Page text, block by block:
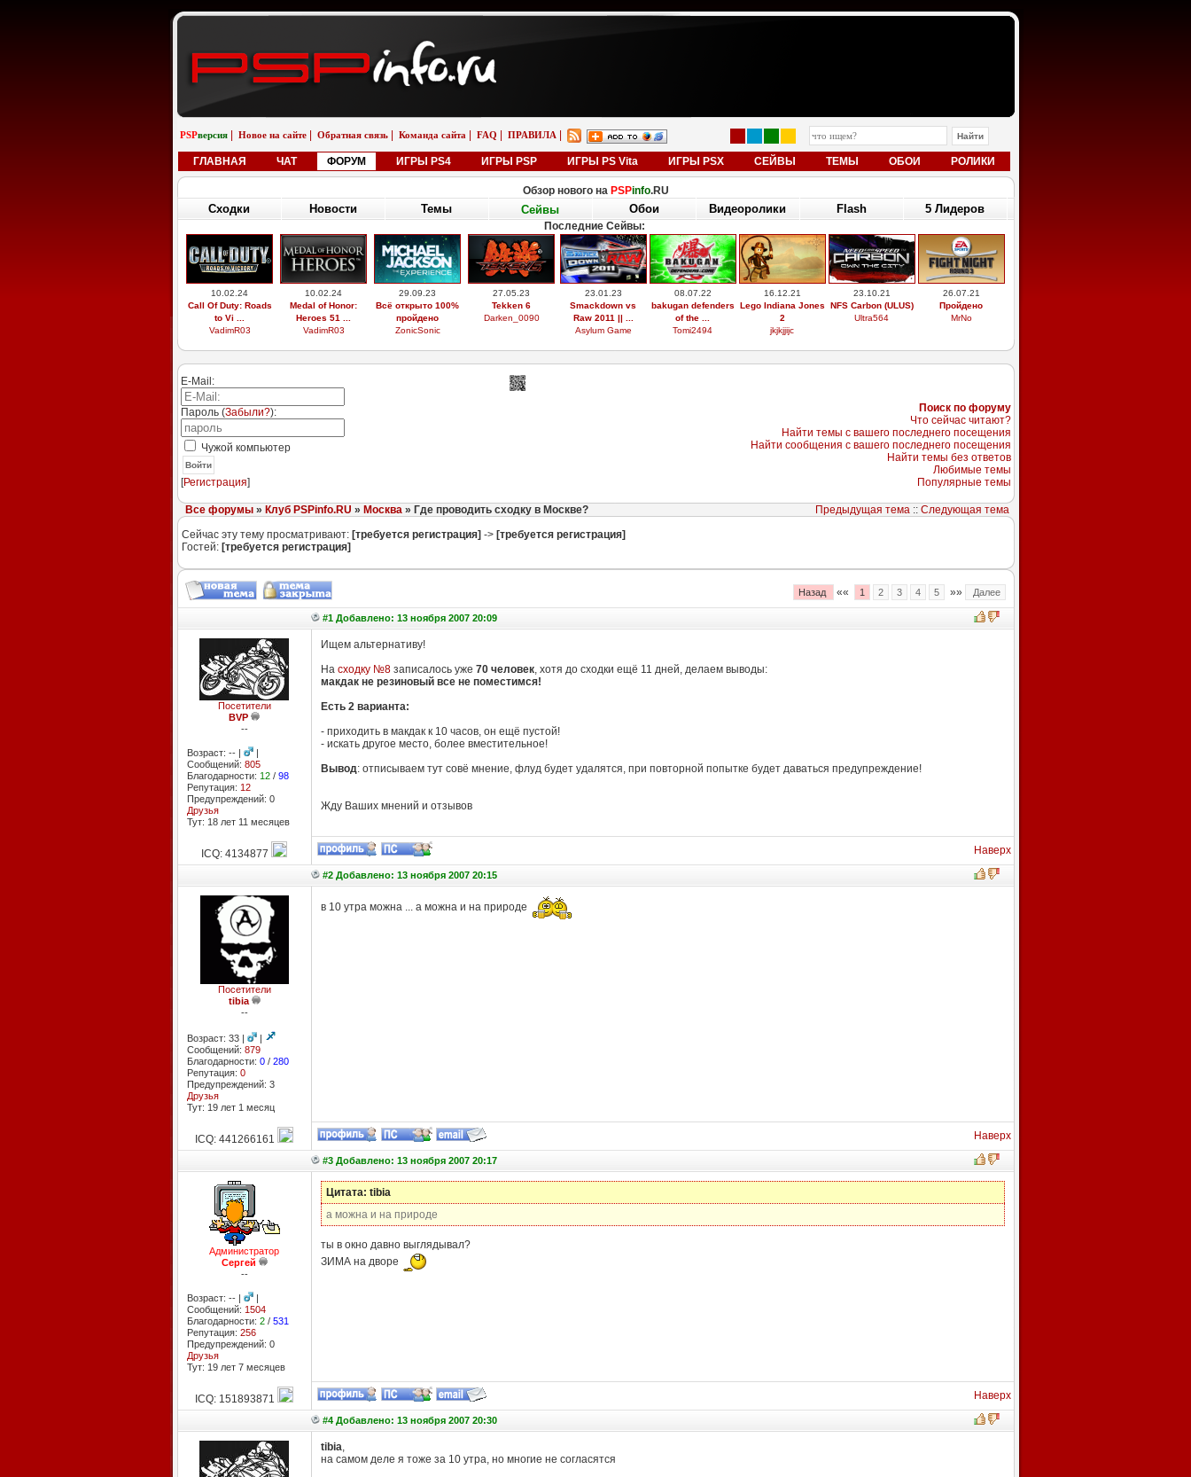
PSPверсия Новое на сайте Обратная связь Команда сайта FAQ ПРАВИЛА
ГЛАВНАЯ ЧАТ ФОРУМ ИГРЫ PS4 ИГРЫ PSP ИГРЫ PS Vita ИГРЫ PSX СЕЙВЫ ТЕМЫ ОБОИ РОЛИКИ
Обзор нового на PSPinfo.RU
Сходки Новости Темы Сейвы Обои Видеоролики Flash 5 Лидеров
Последние Сейвы:
10.02.24
Call Of Duty: Roads
to Vi ...
VadimR03
10.02.24
Medal of Honor:
Heroes 51 ...
VadimR03
29.09.23
Всё открыто 100%
пройдено
ZonicSonic
27.05.23
Tekken 6
Darken_0090
23.01.23
Smackdown vs
Raw 2011 || ...
Asylum Game
08.07.22
bakugan defenders
of the ...
Tomi2494
16.12.21
Lego Indiana Jones
2
jkjkjjijc
23.10.21
NFS Carbon (ULUS)
Ultra564
26.07.21
Пройдено
MrNo
E-Mail:
Пароль (Забыли?):
Чужой компьютер
Войти
[Регистрация]
Поиск по форуму
Что сейчас читают?
Найти темы с вашего последнего посещения
Найти сообщения с вашего последнего посещения
Найти темы без ответов
Любимые темы
Популярные темы
Все форумы» Клуб PSPinfo.RU » Москва» Где проводить сходку в Москве? Предыдущая тема:: Следующая тема
Сейчас эту тему просматривают: [требуется регистрация] -> [требуется регистрация]
Гостей: [требуется регистрация]
Назад «« 1 2 3 4 5 »» Далее
#1 Добавлено: 13 ноября 2007 20:09
Посетители
BVP
--
Возраст: -- |
|
Сообщений: 805
Благодарности: 12/ 98
Репутация: 12
Предупреждений: 0
Друзья
Тут: 18 лет 11 месяцев
Ищем альтернативу!
На сходку №8записалось уже 70 человек, хотя до сходки ещё 11 дней, делаем выводы:
макдак не резиновый все не поместимся!
Есть 2 варианта:
- приходить в макдак к 10 часов, он ещё пустой!
- искать другое место, более вместительное!
Вывод: отписываем тут совё мнение, флуд будет удалятся, при повторной попытке будет даваться предупреждение!
Жду Ваших мнений и отзывов
ICQ: 4134877 Наверх
#2 Добавлено: 13 ноября 2007 20:15
Посетители
tibia
--
Возраст: 33 |
|
Сообщений: 879
Благодарности: 0/ 280
Репутация: 0
Предупреждений: 3
Друзья
Тут: 19 лет 1 месяц
в 10 утра можна ... а можна и на природе
ICQ: 441266161 Наверх
#3 Добавлено: 13 ноября 2007 20:17
Администратор
Сергей
--
Возраст: -- |
|
Сообщений: 1504
Благодарности: 2/ 531
Репутация: 256
Предупреждений: 0
Друзья
Тут: 19 лет 7 месяцев
Цитата: tibia
а можна и на природе
ты в окно давно выглядывал?
ЗИМА на дворе
ICQ: 151893871 Наверх
#4 Добавлено: 13 ноября 2007 20:30
tibia,
на самом деле я тоже за 10 утра, но многие не согласятся